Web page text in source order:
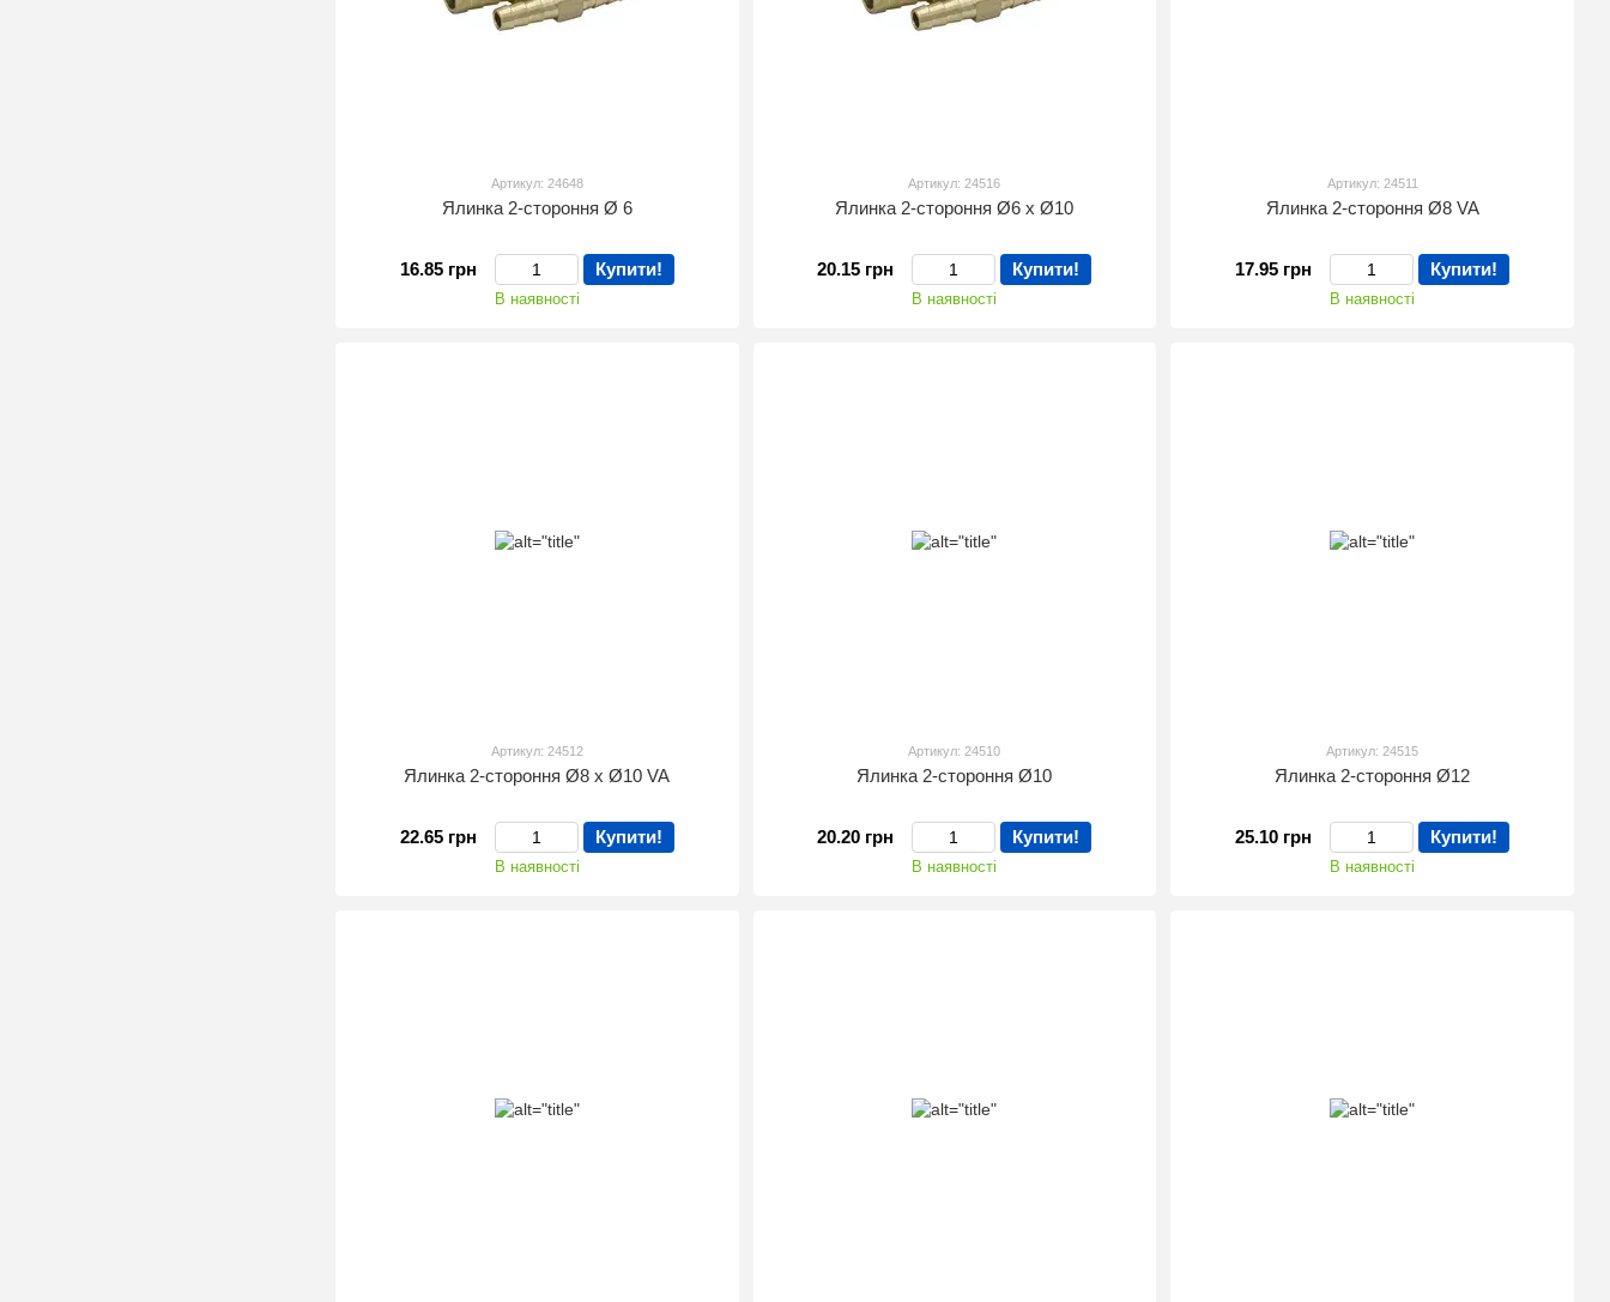
Артикул: 24648
Ялинка 2-стороння Ø 6
16.85 грн Купити!
В наявності
Артикул: 24516
Ялинка 2-стороння Ø6 х Ø10
20.15 грн Купити!
В наявності
Артикул: 24511
Ялинка 2-стороння Ø8 VA
17.95 грн Купити!
В наявності
Артикул: 24512
Ялинка 2-стороння Ø8 х Ø10 VA
22.65 грн Купити!
В наявності
Артикул: 24510
Ялинка 2-стороння Ø10
20.20 грн Купити!
В наявності
Артикул: 24515
Ялинка 2-стороння Ø12
25.10 грн Купити!
В наявності